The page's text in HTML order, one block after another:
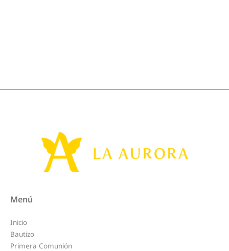
Menú
Inicio
Bautizo
Primera Comunión